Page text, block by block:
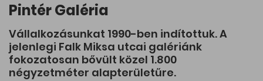
Pintér Galéria
Vállalkozásunkat 1990-ben indítottuk. A
jelenlegi Falk Miksa utcai galériánk
fokozatosan bővült közel 1.800
négyzetméter alapterületűre.